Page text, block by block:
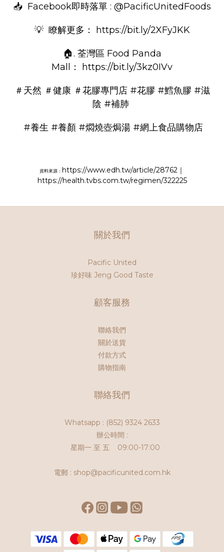
📥 Facebook即時落單 : @PacificUnitedFoods
💡 瞭解更多： https://bit.ly/2XFyJKK
🏠. 荃灣區 Food Panda
Mall：
https://bit.ly/3kz0IVv
＃天然 ＃健康 ＃花膠專門店 #花膠 #鱈魚膠 #滋
陰 #補肺
#養生 #養顏 #燜燒壺焗湯 #網上食品購物店
資料來源： https://www.edh.tw/article/28762｜
https://health.tvbs.com.tw/regimen/322225
關於我們
Pacific United
珍好味 Jeng Good Taste
顧客服務
聯絡我們
關於送貨
付款方式
購物指南
聯絡我們
Whatsapp : (852) 9324 2633
辦公時間 :
星期一 至 五 09:00-17:00
電郵 : shop@pacificunited.com.hk